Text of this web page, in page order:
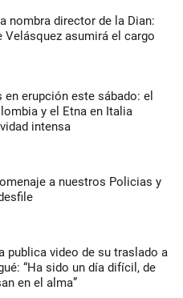
nombra director de la Dian:
Velásquez asumirá el cargo
en erupción este sábado: el
y el Etna en Italia
intensa
a nuestros Policias y
publica video de su traslado a
“Ha sido un día difícil, de
en el alma”